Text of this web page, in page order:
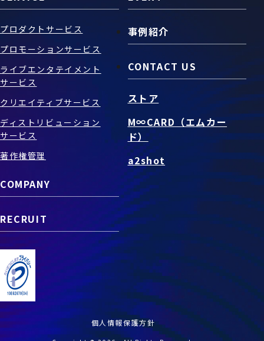
プロダクトサービス
プロモーションサービス
ライブエンタテイメント
サービス
クリエイティブサービス
ディストリビューション
サービス
著作権管理
COMPANY
RECRUIT
事例紹介
CONTACT US
ストア
M∞CARD（エムカー
ド）
a2shot
個人情報保護方針